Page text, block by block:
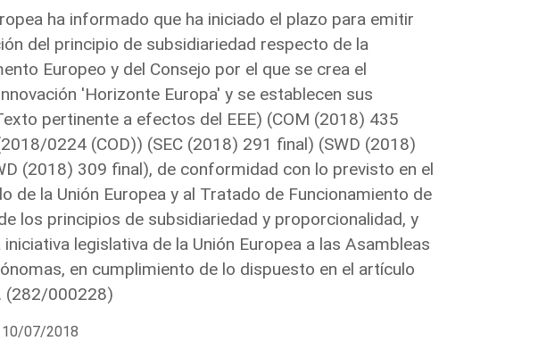
ha informado que ha iniciado el plazo para emitir
del principio de subsidiariedad respecto de la
Europeo y del Consejo por el que se crea el
'Horizonte Europa' y se establecen sus
pertinente a efectos del EEE) (COM (2018) 435
0224 (COD)) (SEC (2018) 291 final) (SWD (2018)
(2018) 309 final), de conformidad con lo previsto en el
de la Unión Europea y al Tratado de Funcionamiento de
los principios de subsidiariedad y proporcionalidad, y
legislativa de la Unión Europea a las Asambleas
en cumplimiento de lo dispuesto en el artículo
(282/000228)
10/07/2018